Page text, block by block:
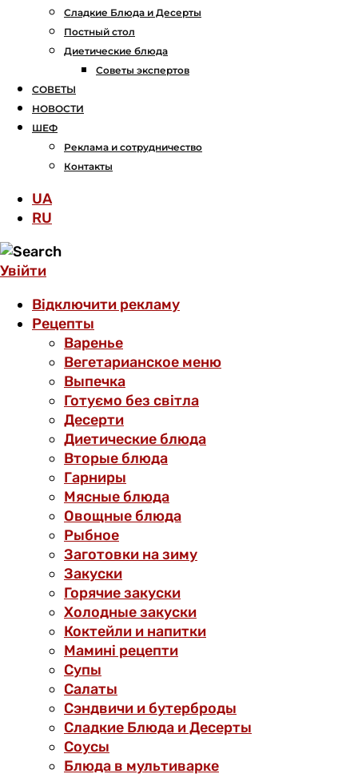
Сладкие Блюда и Десерты
Постный стол
Диетические блюда
Советы экспертов
СОВЕТЫ
НОВОСТИ
ШЕФ
Реклама и сотрудничество
Контакты
UA
RU
Увійти
Відключити рекламу
Рецепты
Варенье
Вегетарианское меню
Выпечка
Готуємо без світла
Десерти
Диетические блюда
Вторые блюда
Гарниры
Мясные блюда
Овощные блюда
Рыбное
Заготовки на зиму
Закуски
Горячие закуски
Холодные закуски
Коктейли и напитки
Мамині рецепти
Супы
Салаты
Сэндвичи и бутерброды
Сладкие Блюда и Десерты
Соусы
Блюда в мультиварке